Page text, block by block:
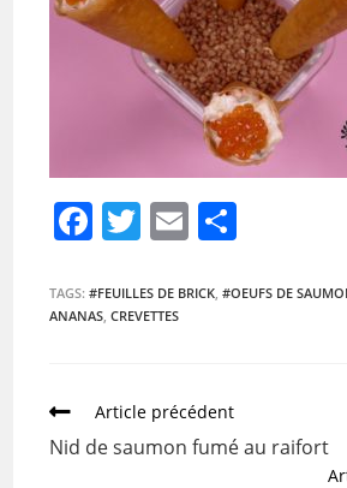
F
c
e
o
o
T
itt
er
E
ai ta
TAGS:#FEUILLES DE BRICK #OEUFS DE
ANANAS CREVETTES
Article précédent
Nid de saumon fumé au raifort